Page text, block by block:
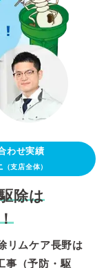
わせ実績
（支店全体）
除は
リムケア長野は
事（予防・駆